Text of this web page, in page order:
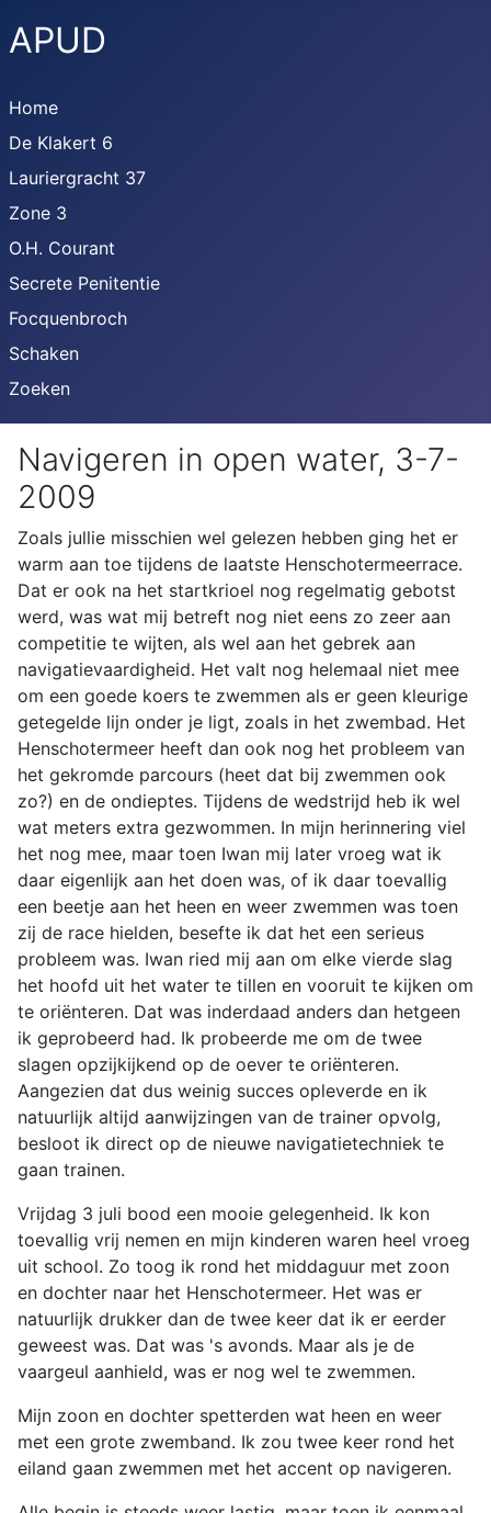
APUD
Home
De Klakert 6
Lauriergracht 37
Zone 3
O.H. Courant
Secrete Penitentie
Focquenbroch
Schaken
Zoeken
Navigeren in open water, 3-7-
2009
Zoals jullie misschien wel gelezen hebben ging het er
warm aan toe tijdens de laatste Henschotermeerrace.
Dat er ook na het startkrioel nog regelmatig gebotst
werd, was wat mij betreft nog niet eens zo zeer aan
competitie te wijten, als wel aan het gebrek aan
navigatievaardigheid. Het valt nog helemaal niet mee
om een goede koers te zwemmen als er geen kleurige
getegelde lijn onder je ligt, zoals in het zwembad. Het
Henschotermeer heeft dan ook nog het probleem van
het gekromde parcours (heet dat bij zwemmen ook
zo?) en de ondieptes. Tijdens de wedstrijd heb ik wel
wat meters extra gezwommen. In mijn herinnering viel
het nog mee, maar toen Iwan mij later vroeg wat ik
daar eigenlijk aan het doen was, of ik daar toevallig
een beetje aan het heen en weer zwemmen was toen
zij de race hielden, besefte ik dat het een serieus
probleem was. Iwan ried mij aan om elke vierde slag
het hoofd uit het water te tillen en vooruit te kijken om
te oriënteren. Dat was inderdaad anders dan hetgeen
ik geprobeerd had. Ik probeerde me om de twee
slagen opzijkijkend op de oever te oriënteren.
Aangezien dat dus weinig succes opleverde en ik
natuurlijk altijd aanwijzingen van de trainer opvolg,
besloot ik direct op de nieuwe navigatietechniek te
gaan trainen.
Vrijdag 3 juli bood een mooie gelegenheid. Ik kon
toevallig vrij nemen en mijn kinderen waren heel vroeg
uit school. Zo toog ik rond het middaguur met zoon
en dochter naar het Henschotermeer. Het was er
natuurlijk drukker dan de twee keer dat ik er eerder
geweest was. Dat was 's avonds. Maar als je de
vaargeul aanhield, was er nog wel te zwemmen.
Mijn zoon en dochter spetterden wat heen en weer
met een grote zwemband. Ik zou twee keer rond het
eiland gaan zwemmen met het accent op navigeren.